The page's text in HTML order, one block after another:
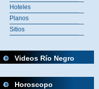
Hoteles
Planos
Sitios
Videos Río Negro
Horoscopo